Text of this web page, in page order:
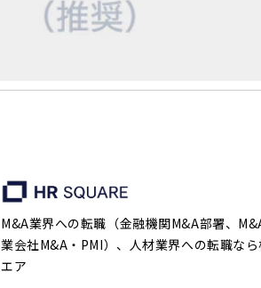
M&A業界への転職（金融機関M&A部署、
業会社M&A・PMI）、人材業界への転職な
エア